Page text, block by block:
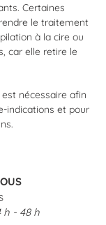
Certaines
le traitement
à la cire ou
car elle retire le
nécessaire afin
indications et pour
h - 48 h